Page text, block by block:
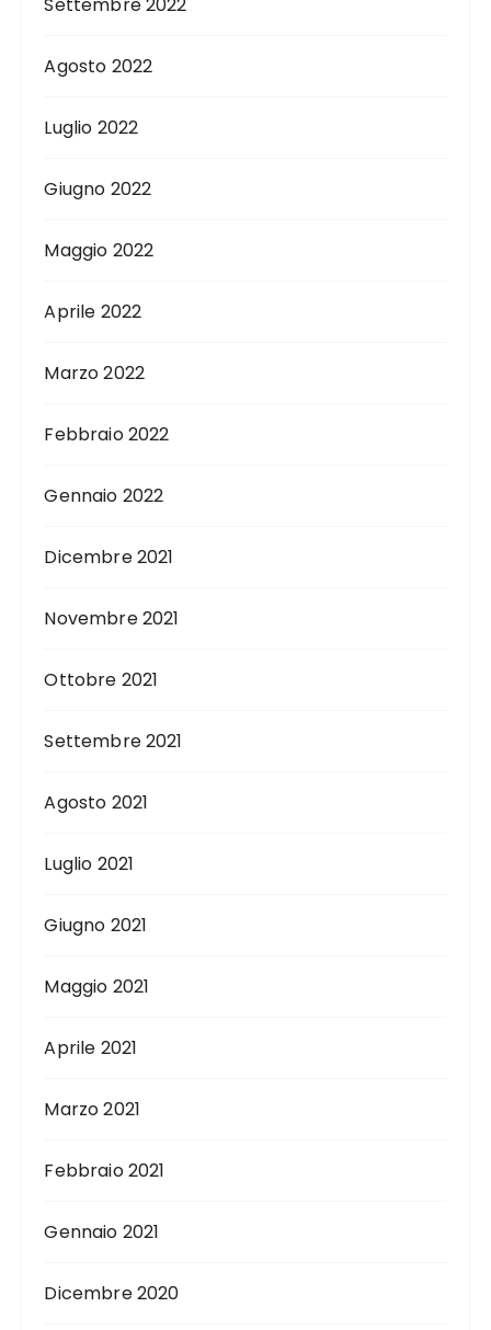
Settembre 2022
Agosto 2022
Luglio 2022
Giugno 2022
Maggio 2022
Aprile 2022
Marzo 2022
Febbraio 2022
Gennaio 2022
Dicembre 2021
Novembre 2021
Ottobre 2021
Settembre 2021
Agosto 2021
Luglio 2021
Giugno 2021
Maggio 2021
Aprile 2021
Marzo 2021
Febbraio 2021
Gennaio 2021
Dicembre 2020